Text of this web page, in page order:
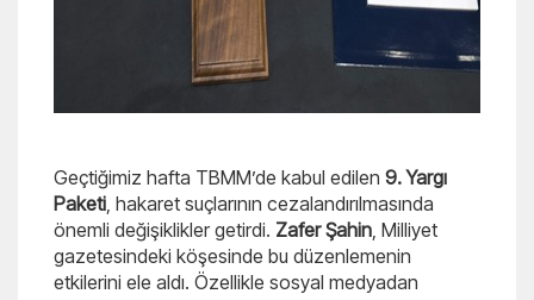
Geçtiğimiz hafta TBMM’de kabul edilen 9. Yargı
Paketi, hakaret suçlarının cezalandırılmasında
önemli değişiklikler getirdi. Zafer Şahin, Milliyet
gazetesindeki köşesinde bu düzenlemenin
etkilerini ele aldı. Özellikle sosyal medyadan